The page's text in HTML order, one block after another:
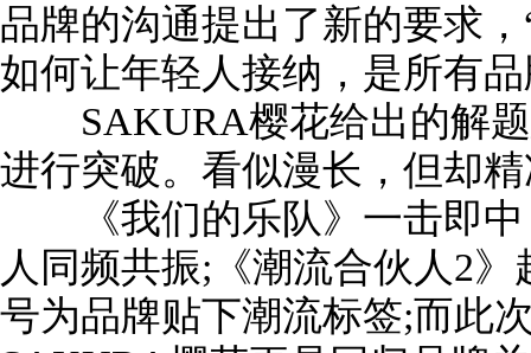
品牌的沟通提出了新的要求
如何让年轻人接纳，是所有
SAKURA樱花给出的解题
进行突破。看似漫长，但却
《我们的乐队》一击即中
人同频共振;《潮流合伙人2
号为品牌贴下潮流标签;而此